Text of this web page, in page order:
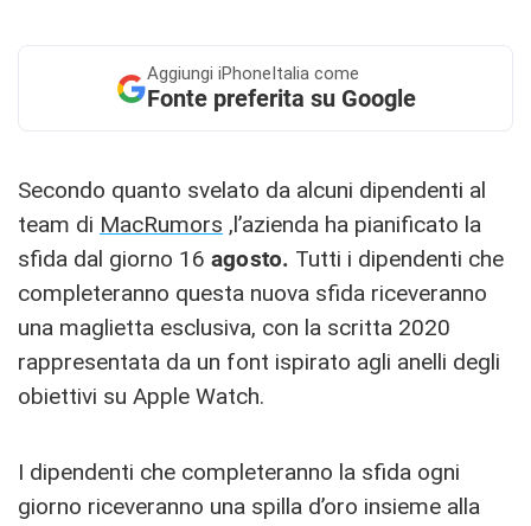
Aggiungi iPhoneItalia come
Fonte preferita su Google
Secondo quanto svelato da alcuni dipendenti al
team di MacRumors ,l’azienda ha pianificato la
sfida dal giorno 16 agosto. Tutti i dipendenti che
completeranno questa nuova sfida riceveranno
una maglietta esclusiva, con la scritta 2020
rappresentata da un font ispirato agli anelli degli
obiettivi su Apple Watch.
I dipendenti che completeranno la sfida ogni
giorno riceveranno una spilla d’oro insieme alla